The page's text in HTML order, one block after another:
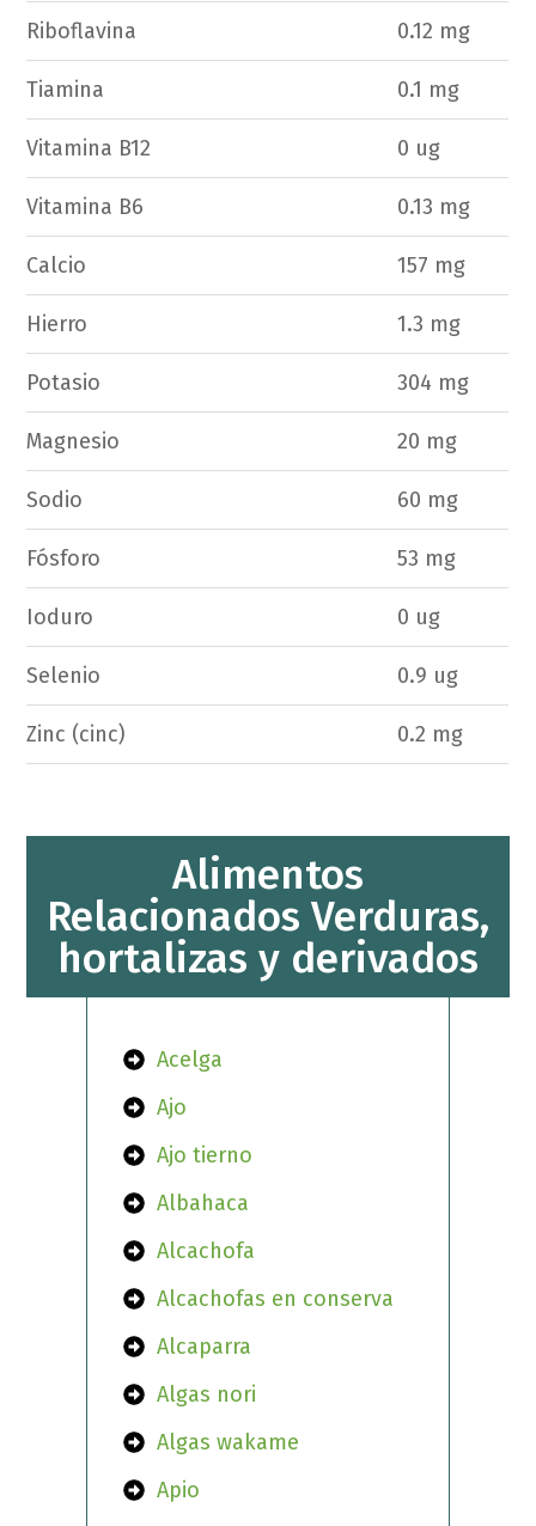
Riboflavina 0.12 mg
Tiamina 0.1 mg
Vitamina B12 0 ug
Vitamina B6 0.13 mg
Calcio 157 mg
Hierro 1.3 mg
Potasio 304 mg
Magnesio 20 mg
Sodio 60 mg
Fósforo 53 mg
Ioduro 0 ug
Selenio 0.9 ug
Zinc (cinc) 0.2 mg
Alimentos
Relacionados Verduras,
hortalizas y derivados
Acelga
Ajo
Ajo tierno
Albahaca
Alcachofa
Alcachofas en conserva
Alcaparra
Algas nori
Algas wakame
Apio